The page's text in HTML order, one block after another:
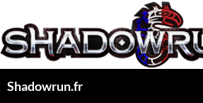
au
contenu
Shadowrun.fr